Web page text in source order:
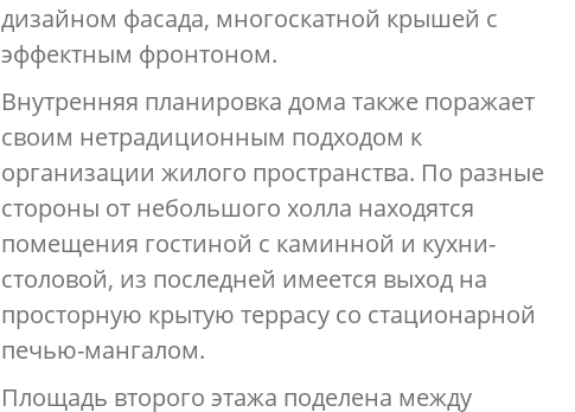
дизайном фасада, многоскатной крышей с
эффектным фронтоном.
Внутренняя планировка дома также поражает
своим нетрадиционным подходом к
организации жилого пространства. По разные
стороны от небольшого холла находятся
помещения гостиной с каминной и кухни-
столовой, из последней имеется выход на
просторную крытую террасу со стационарной
печью-мангалом.
Площадь второго этажа поделена между